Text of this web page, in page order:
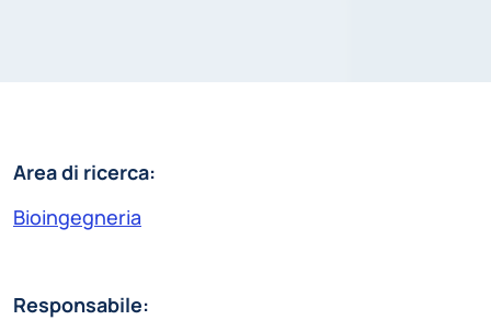
Area di ricerca:
Bioingegneria
Responsabile: